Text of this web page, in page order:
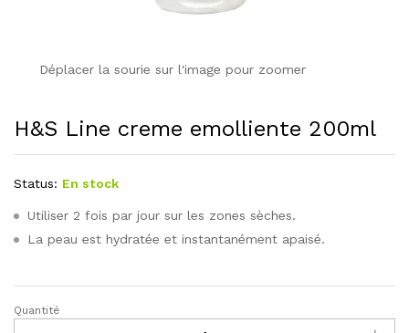
Déplacer la sourie sur l'image pour zoomer
H&S Line creme emolliente 200ml
Status: En stock
Utiliser 2 fois par jour sur les zones sèches.
La peau est hydratée et instantanément apaisé.
H&S
Quantité